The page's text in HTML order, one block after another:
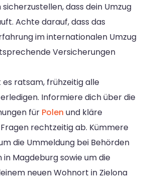
dass dein Umzug
Achte darauf, dass das
im internationalen Umzug
Versicherungen
es ratsam, frühzeitig alle
Informiere dich über die
für Polen und kläre
rechtzeitig ab. Kümmere
die Ummeldung bei Behörden
Magdeburg sowie um die
neuen Wohnort in Zielona